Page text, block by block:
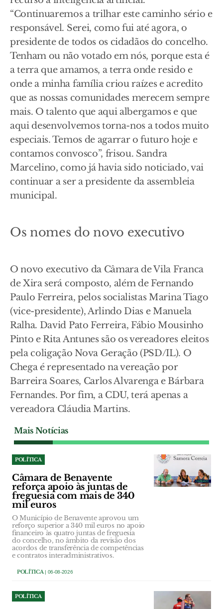
“Continuaremos a trilhar este caminho sério e
responsável. Serei, como fui até agora, o
presidente de todos os cidadãos do concelho.
Tenham ou não votado em nós, porque esta é
a terra que amamos, a terra onde resido e
onde a minha família criou raízes e acredito
que as nossas comunidades merecem sempre
mais. O talento que aqui albergamos e que
aqui desenvolvemos torna-nos a todos muito
especiais. Temos de agarrar o futuro hoje e
contamos convosco”, frisou. Sandra
Marcelino, como já havia sido noticiado, vai
continuar a ser a presidente da assembleia
municipal.
Os nomes do novo executivo
O novo executivo da Câmara de Vila Franca
de Xira será composto, além de Fernando
Paulo Ferreira, pelos socialistas Marina Tiago
(vice-presidente), Arlindo Dias e Manuela
Ralha. David Pato Ferreira, Fábio Mousinho
Pinto e Rita Antunes são os vereadores eleitos
pela coligação Nova Geração (PSD/IL). O
Chega é representado na vereação por
Barreira Soares, Carlos Alvarenga e Bárbara
Fernandes. Por fim, a CDU, terá apenas a
vereadora Cláudia Martins.
Mais Notícias
POLÍTICA
Câmara de Benavente
reforça apoio às juntas de
freguesia com mais de 340
mil euros
O Município de Benavente aprovou um
reforço superior a 340 mil euros no apoio
financeiro às quatro juntas de freguesia
do concelho, no âmbito da revisão dos
acordos de transferência de competências
e contratos interadministrativos.
POLÍTICA| 06-08-2026
POLÍTICA